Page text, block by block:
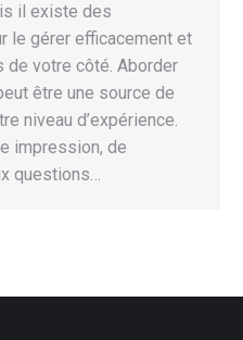
il existe des
le gérer efficacement et
votre côté. Aborder
être une source de
niveau d’expérience.
impression, de
questions…